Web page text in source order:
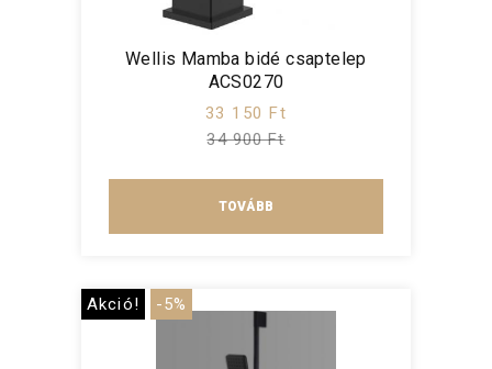
Wellis Mamba bidé csaptelep
ACS0270
33 150 Ft
34 900 Ft
TOVÁBB
Akció! -5%